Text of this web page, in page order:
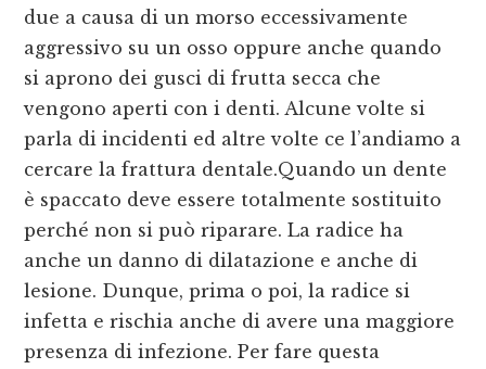
due a causa di un morso eccessivamente
aggressivo su un osso oppure anche quando
si aprono dei gusci di frutta secca che
vengono aperti con i denti. Alcune volte si
parla di incidenti ed altre volte ce l’andiamo a
cercare la frattura dentale.Quando un dente
è spaccato deve essere totalmente sostituito
perché non si può riparare. La radice ha
anche un danno di dilatazione e anche di
lesione. Dunque, prima o poi, la radice si
infetta e rischia anche di avere una maggiore
presenza di infezione. Per fare questa